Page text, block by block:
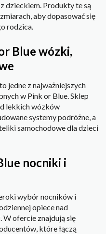
dzieckiem. Produkty te są
aby dopasować się
rodzica.
Blue wózki,
jedne z najważniejszych
w Pink or Blue. Sklep
lekkich wózków
systemy podróżne, a
samochodowe dla dzieci
nocniki i
wybór nocników i
opiece nad
W ofercie znajdują się
które łączą